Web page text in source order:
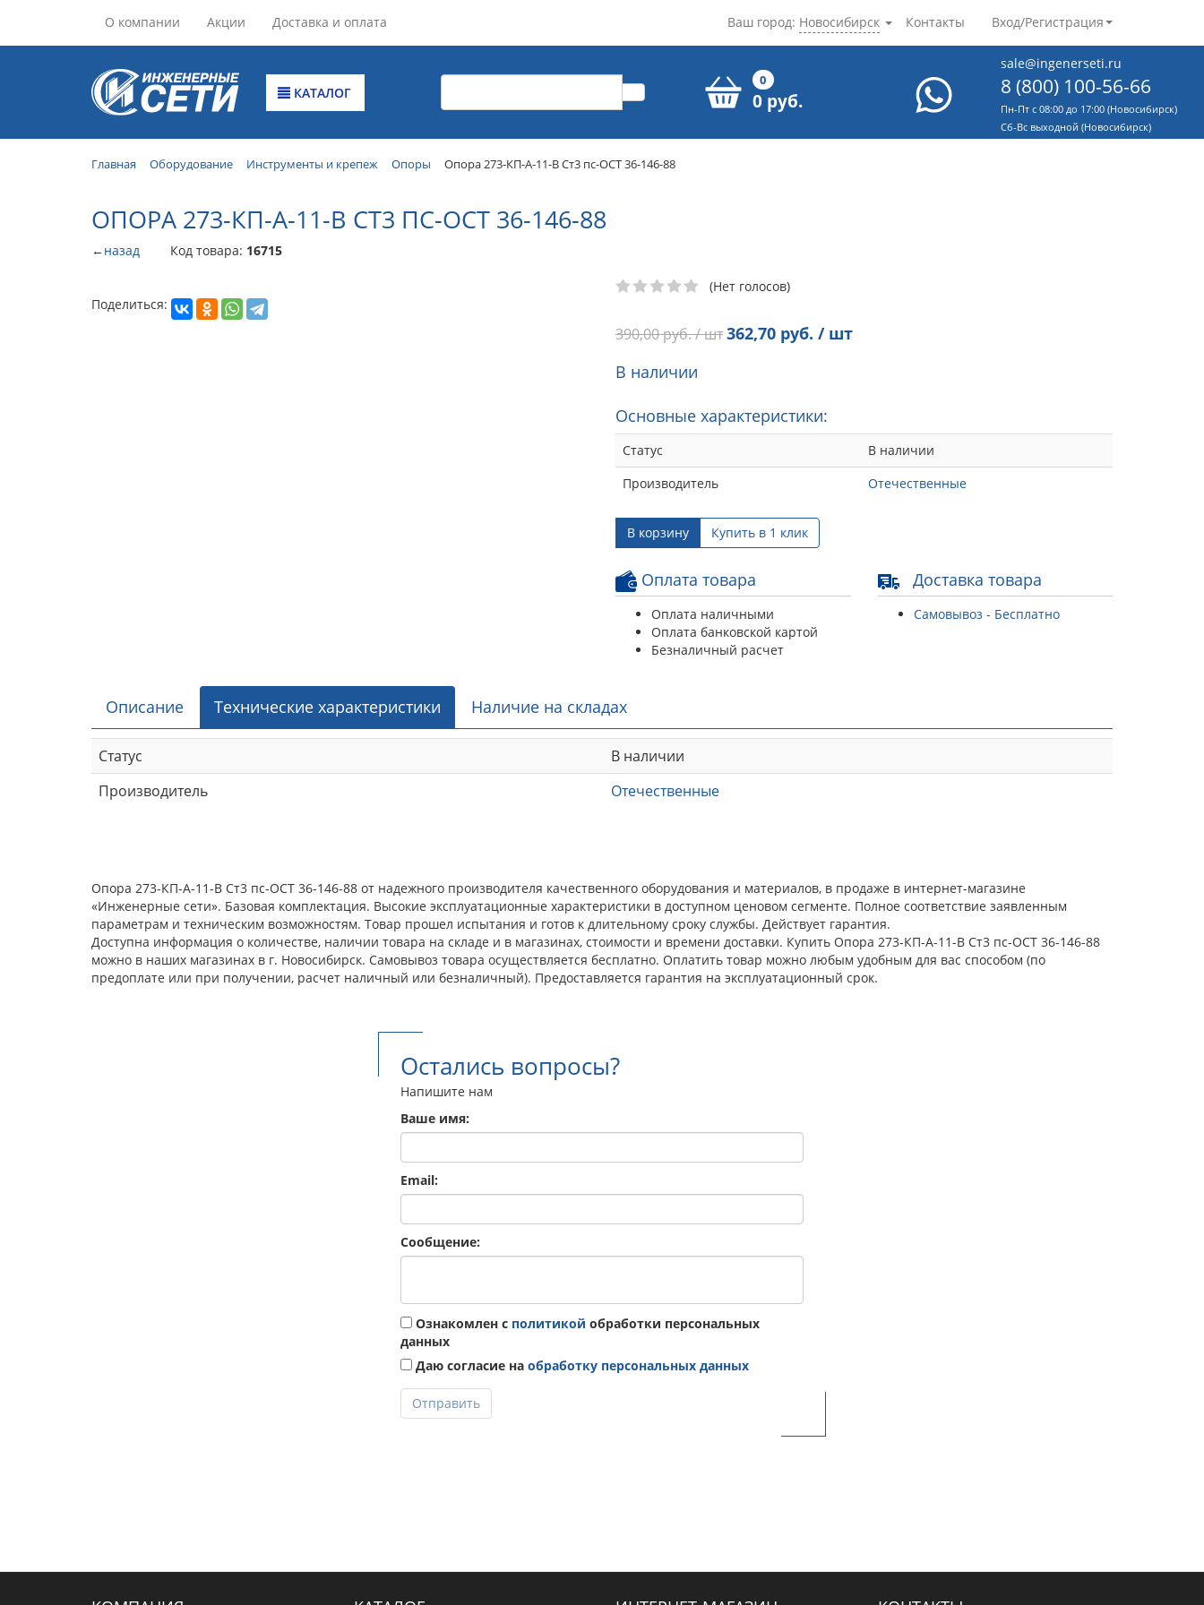
О компании Акции Доставка и оплата Контакты Вход/Регистрация
Ваш город: Новосибирск
КАТАЛОГ
0
0 руб.
sale@ingenerseti.ru
8 (800) 100-56-66
Пн-Пт с 08:00 до 17:00 (Новосибирск)
Cб-Вс выходной (Новосибирск)
Главная Оборудование Инструменты и крепеж Опоры Опора 273-КП-А-11-В Ст3 пс-ОСТ 36-146-88
ОПОРА 273-КП-А-11-В СТ3 ПС-ОСТ 36-146-88
←назад Код товара: 16715
Поделиться:
(Нет голосов)
390,00руб. / шт362,70 руб. / шт
В наличии
Основные характеристики:
Статус
В наличии
Производитель
Отечественные
В корзину Купить в 1 клик
Оплата товара
Оплата наличными
Оплата банковской картой
Безналичный расчет
Доставка товара
Самовывоз - Бесплатно
Описание Технические характеристики Наличие на складах
Статус
В наличии
Производитель
Отечественные
Опора 273-КП-А-11-В Ст3 пс-ОСТ 36-146-88 от надежного производителя качественного оборудования и материалов, в продаже в интернет-магазине
«Инженерные сети». Базовая комплектация. Высокие эксплуатационные характеристики в доступном ценовом сегменте. Полное соответствие заявленным
параметрам и техническим возможностям. Товар прошел испытания и готов к длительному сроку службы. Действует гарантия.
Доступна информация о количестве, наличии товара на складе и в магазинах, стоимости и времени доставки. Купить Опора 273-КП-А-11-В Ст3 пс-ОСТ 36-146-88
можно в наших магазинах в г. Новосибирск. Самовывоз товара осуществляется бесплатно. Оплатить товар можно любым удобным для вас способом (по
предоплате или при получении, расчет наличный или безналичный). Предоставляется гарантия на эксплуатационный срок.
Остались вопросы?
Напишите нам
Ваше имя:
Email:
Сообщение:
Ознакомлен с политикой обработки персональных
данных
Даю согласие на обработку персональных данных
Отправить